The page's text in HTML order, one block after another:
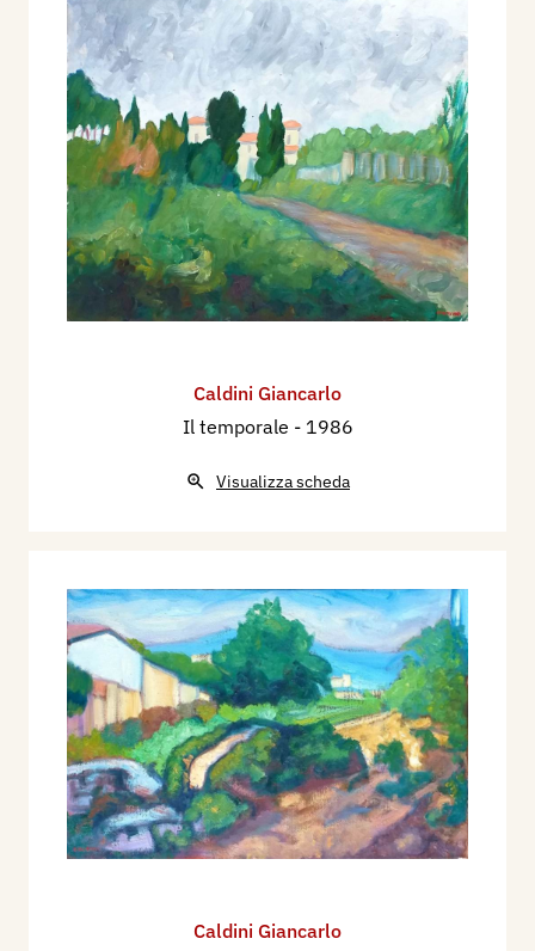
Caldini Giancarlo
Il temporale - 1986
Visualizza scheda
Caldini Giancarlo